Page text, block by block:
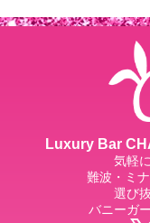
Luxury Bar
気軽
難波・ミ
選び
バニーガ